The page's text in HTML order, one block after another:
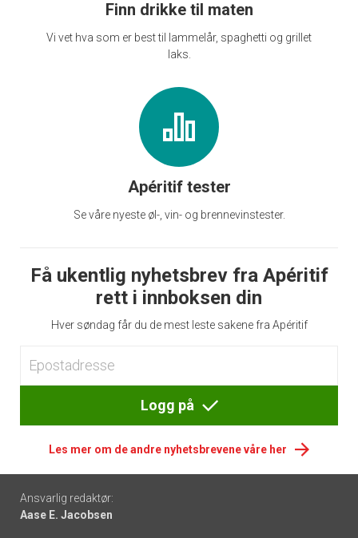
Finn drikke til maten
Vi vet hva som er best til lammelår, spaghetti og grillet
laks.
Apéritif tester
Se våre nyeste øl-, vin- og brennevinstester.
Få ukentlig nyhetsbrev fra Apéritif
rett i innboksen din
Hver søndag får du de mest leste sakene fra Apéritif
Logg på
Les mer om de andre nyhetsbrevene våre her
Footer
-
Ansvarlig redaktør:
Aase E. Jacobsen